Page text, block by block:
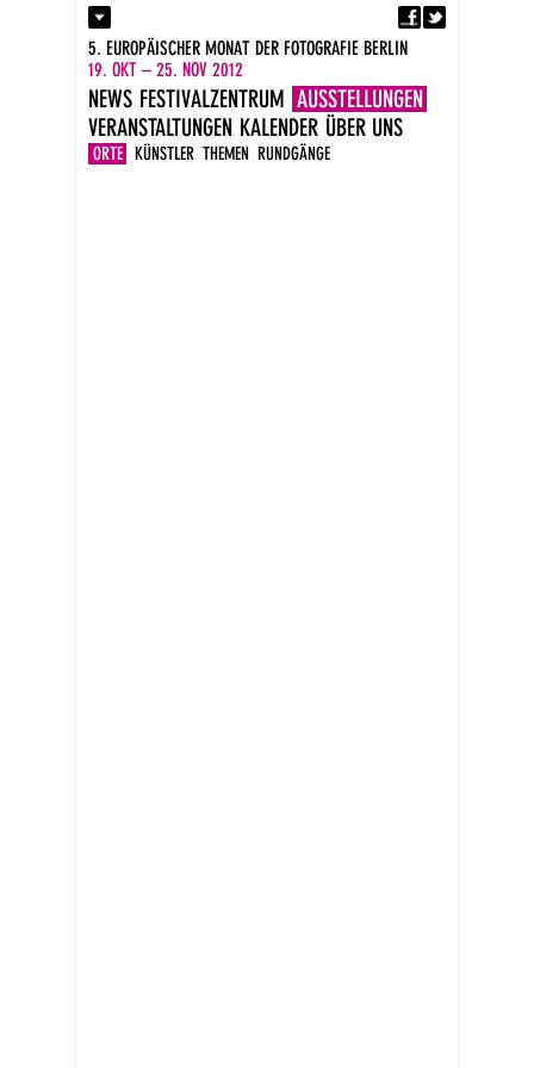
Kontakt
Presse
Impressum
DE
EN
5. EUROPÄISCHER MONAT DER FOTOGRAFIE BERLIN
19. OKT – 25. NOV 2012
NEWS FESTIVALZENTRUM AUSSTELLUNGEN
ORTE KÜNSTLER THEMEN RUNDGÄNGE
VERANSTALTUNGEN KALENDER ÜBER UNS